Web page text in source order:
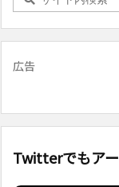
広告
Twitterでもア